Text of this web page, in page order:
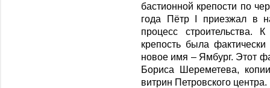
бастионной крепости по
года Пётр I приезжал в
процесс строительства.
крепость была
новое имя – Ямбург. Этот
Бориса Шереметева,
витрин Петровского центра.